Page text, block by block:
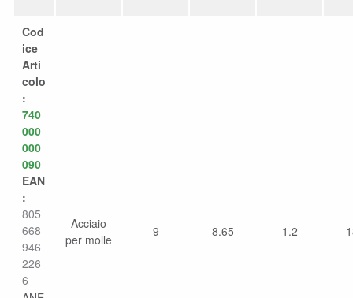
Cod
ice
Arti
colo
:
740
000
000
090
EAN
:
805
668
946
226
6
Acciaio
per molle
9 8.65 1.2